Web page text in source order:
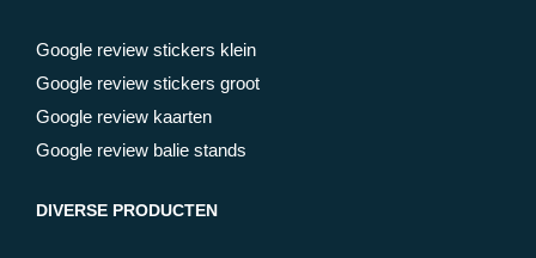
Google review stickers klein
Google review stickers groot
Google review kaarten
Google review balie stands
DIVERSE PRODUCTEN